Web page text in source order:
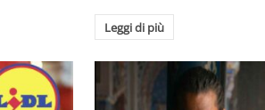
Leggi di più